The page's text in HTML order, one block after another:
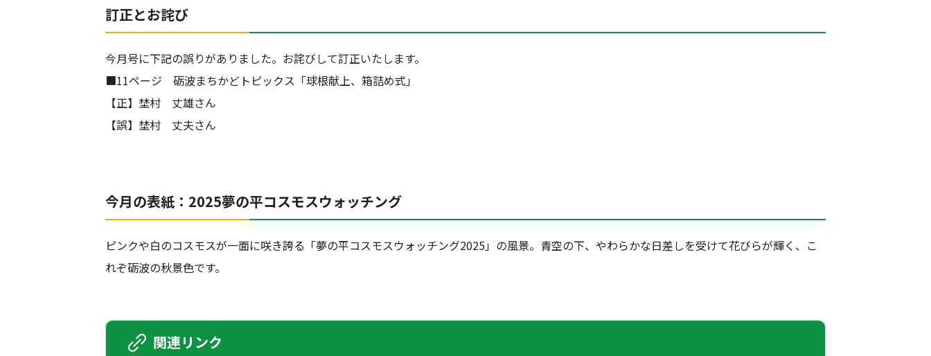
訂正とお詫び
今月号に下記の誤りがありました。お詫びして訂正いたします。
■11ページ 砺波まちかどトピックス「球根献上、箱詰め式」
【正】埜村 丈雄さん
【誤】埜村 丈夫さん
今月の表紙： 2025夢の平コスモスウォッチング
ピンクや白のコスモスが一面に咲き誇る「夢の平コスモスウォッチング2025」の風景。青空の下、やわらかな日差しを受けて花びらが輝く、こ
れぞ砺波の秋景色です。
関連リンク